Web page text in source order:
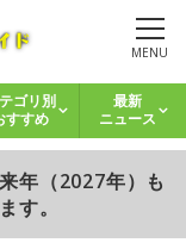
MENU
ゴリ別
すすめ
最新
ニュース
年（2027年）も
す。